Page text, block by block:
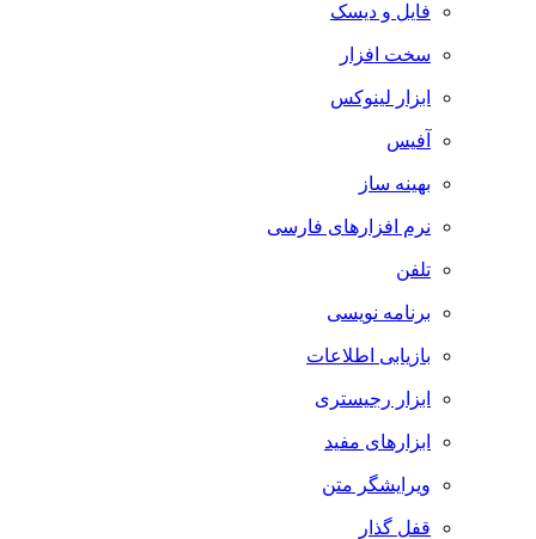
فایل و دیسک
سخت افزار
ابزار لینوکس
آفیس
بهینه ساز
نرم افزارهای فارسی
تلفن
برنامه نویسی
بازیابی اطلاعات
ابزار رجیستری
ابزارهای مفید
ویرایشگر متن
قفل گذار